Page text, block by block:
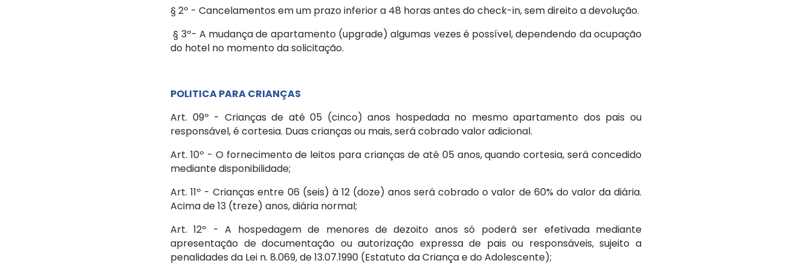
§ 2º - Cancelamentos em um prazo inferior a 48 horas antes do check-in, sem direito a devolução.
§ 3º- A mudança de apartamento (upgrade) algumas vezes é possível, dependendo da ocupação
do hotel no momento da solicitação.
POLITICA PARA CRIANÇAS
Art. 09º - Crianças de até 05 (cinco) anos hospedada no mesmo apartamento dos pais ou
responsável, é cortesia. Duas crianças ou mais, será cobrado valor adicional.
Art. 10º - O fornecimento de leitos para crianças de até 05 anos, quando cortesia, será concedido
mediante disponibilidade;
Art. 11º - Crianças entre 06 (seis) à 12 (doze) anos será cobrado o valor de 60% do valor da diária.
Acima de 13 (treze) anos, diária normal;
Art. 12º - A hospedagem de menores de dezoito anos só poderá ser efetivada mediante
apresentação de documentação ou autorização expressa de pais ou responsáveis, sujeito a
penalidades da Lei n. 8.069, de 13.07.1990 (Estatuto da Criança e do Adolescente);